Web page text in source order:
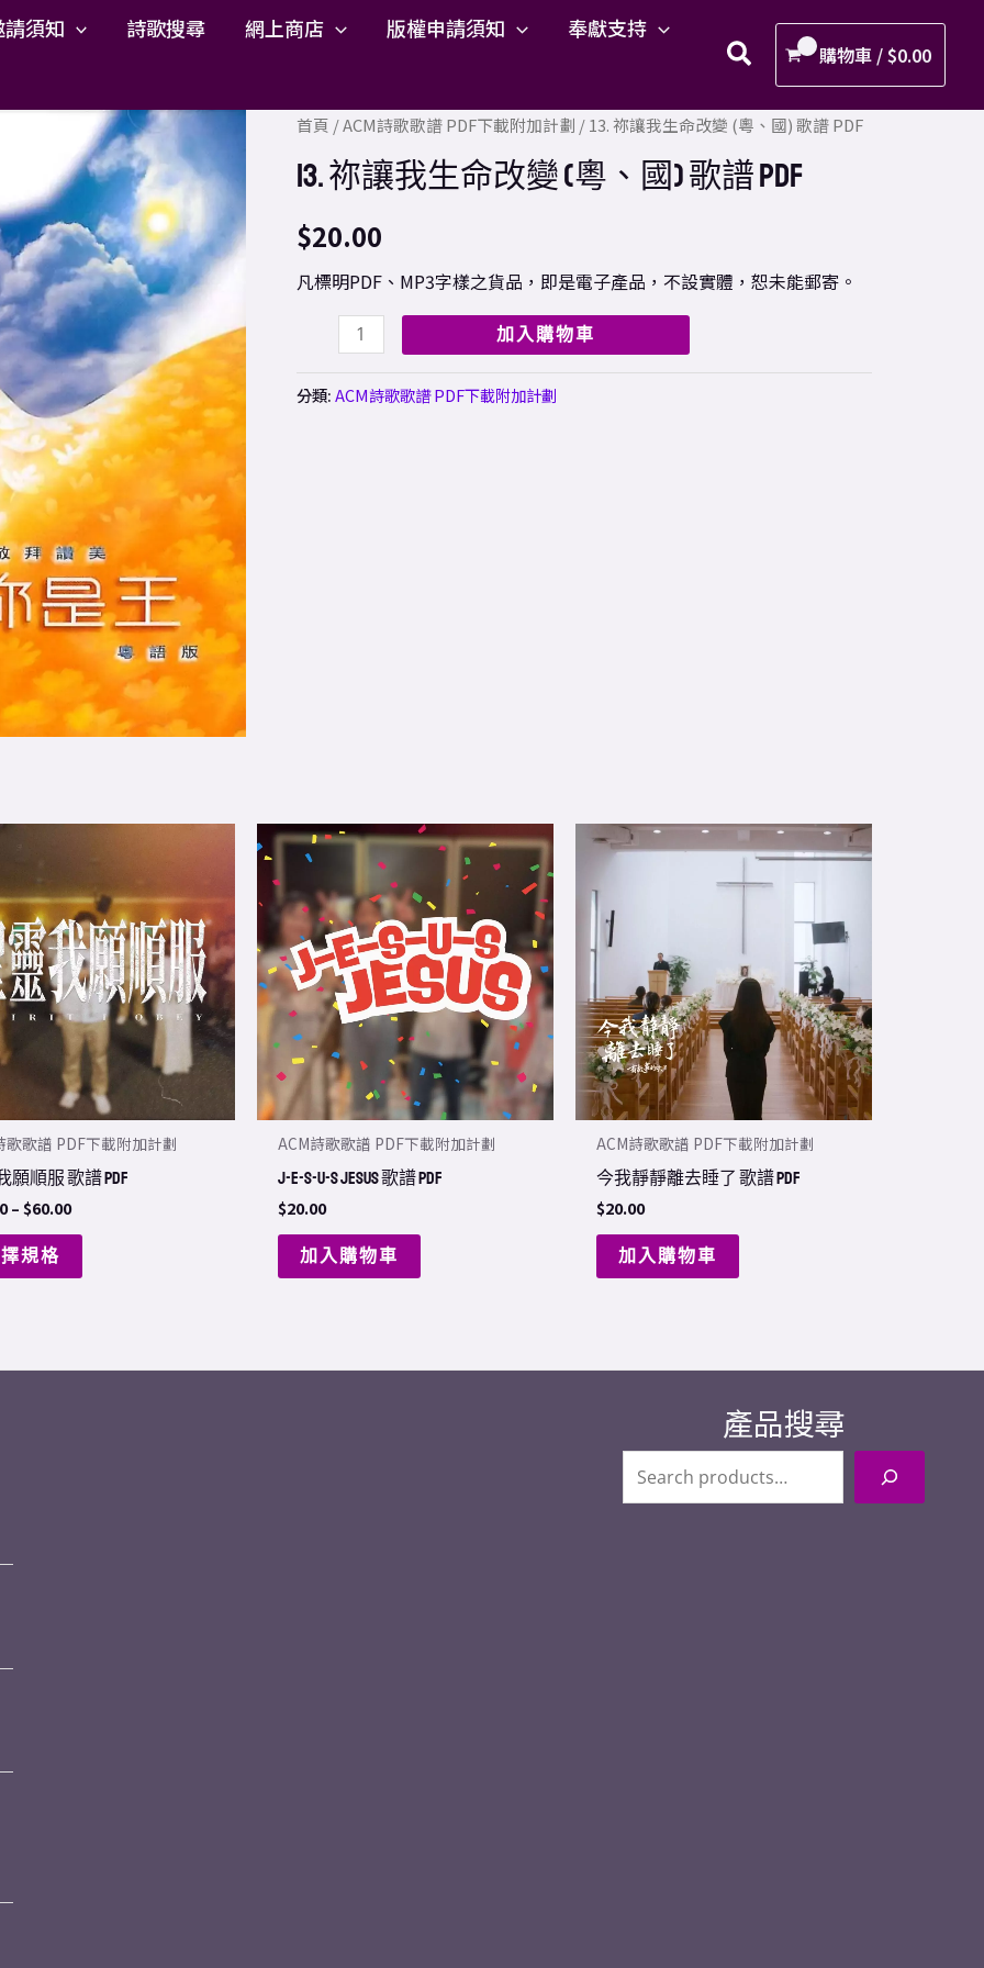
須知 詩歌搜尋 網上商店 版權申請須知 奉獻支持
購物車 /$0.00
首頁 /ACM詩歌歌譜 PDF下載附加計劃 / 13. 祢讓我生命改變 (粵、國) 歌譜 PDF
13. 祢讓我生命改變 (粵、國) 歌譜 PDF
$20.00
凡標明PDF、MP3字樣之貨品，即是電子產品，不設實體，恕未能郵寄。
13.
讓
我
生
命
(粵、
國)
加入購物車
分類:ACM詩歌歌譜 PDF下載附加計劃
歌歌譜 PDF下載附加計劃
願順服 歌譜 PDF
–$60.00
through
$60.00
規格
has
multiple
variants.
The
options
may
be
chosen
on
the
ACM詩歌歌譜 PDF下載附加計劃
J-E-S-U-S Jesus 歌譜 PDF
$20.00
加入購物車
ACM詩歌歌譜 PDF下載附加計劃
今我靜靜離去睡了 歌譜 PDF
$20.00
加入購物車
產品搜尋
我
改
(粵、
譜
PDF
數